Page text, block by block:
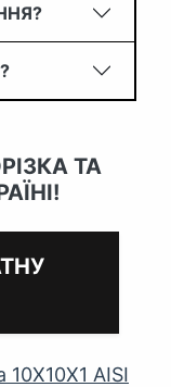
ТА
10Х10Х1 AISI